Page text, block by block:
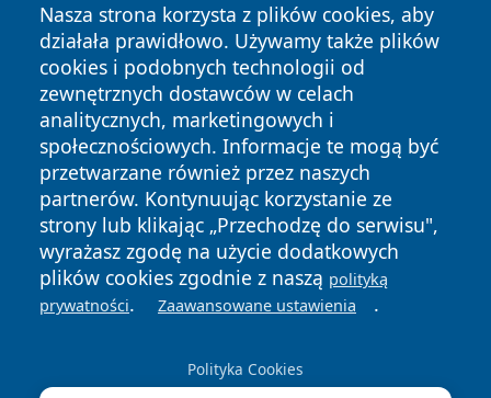
Nasza strona korzysta z plików cookies, aby
działała prawidłowo. Używamy także plików
cookies i podobnych technologii od
zewnętrznych dostawców w celach
analitycznych, marketingowych i
społecznościowych. Informacje te mogą być
przetwarzane również przez naszych
partnerów. Kontynuując korzystanie ze
strony lub klikając „Przechodzę do serwisu",
wyrażasz zgodę na użycie dodatkowych
plików cookies zgodnie z naszą polityką
prywatności. Zaawansowane ustawienia .
Polityka Cookies
Copyright © 2026 faktyopole.pl Wszystkie prawa zastrzeżone.
News Autorzy
Polityka
Prywatności
Polityka
Cookies